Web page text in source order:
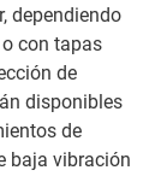
dependiendo
con tapas
de
disponibles
de
baja vibración